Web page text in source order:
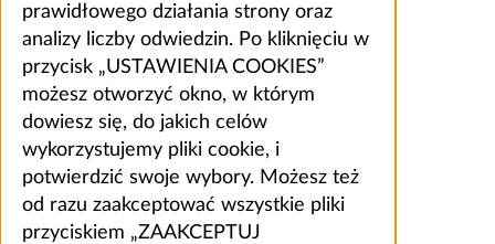
prawidłowego działania strony oraz
analizy liczby odwiedzin. Po kliknięciu w
przycisk „USTAWIENIA COOKIES”
możesz otworzyć okno, w którym
dowiesz się, do jakich celów
wykorzystujemy pliki cookie, i
potwierdzić swoje wybory. Możesz też
od razu zaakceptować wszystkie pliki
przyciskiem „ZAAKCEPTUJ